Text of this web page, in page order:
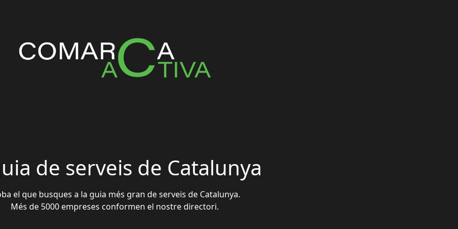
de serveis de Catalunya
el que busques a la guia més gran de serveis de Catalunya.
Més de 5000 empreses conformen el nostre directori.